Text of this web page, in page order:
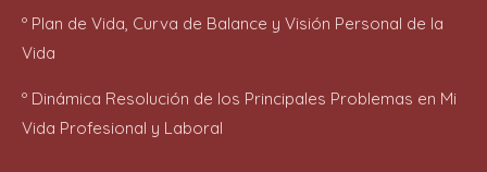
º Plan de Vida, Curva de Balance y Visión Personal de la
Vida
º Dinámica Resolución de los Principales Problemas en Mi
Vida Profesional y Laboral